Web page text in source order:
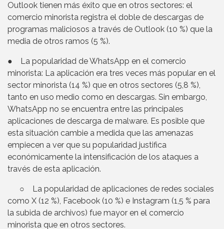
Outlook tienen más éxito que en otros sectores: el
comercio minorista registra el doble de descargas de
programas maliciosos a través de Outlook (10 %) que la
media de otros ramos (5 %).
● La popularidad de WhatsApp en el comercio
minorista: La aplicación era tres veces más popular en el
sector minorista (14 %) que en otros sectores (5,8 %),
tanto en uso medio como en descargas. Sin embargo,
WhatsApp no se encuentra entre las principales
aplicaciones de descarga de malware. Es posible que
esta situación cambie a medida que las amenazas
empiecen a ver que su popularidad justifica
económicamente la intensificación de los ataques a
través de esta aplicación.
○ La popularidad de aplicaciones de redes sociales
como X (12 %), Facebook (10 %) e Instagram (1,5 % para
la subida de archivos) fue mayor en el comercio
minorista que en otros sectores.